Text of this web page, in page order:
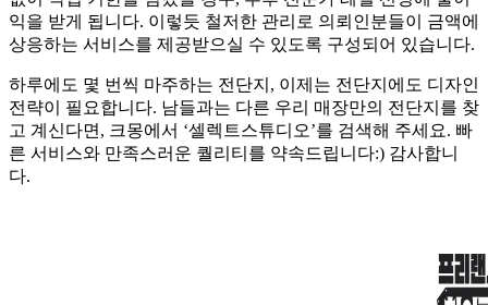
익을 받게 됩니다. 이렇듯 철저한 관리로 의뢰인분들이 금액에
상응하는 서비스를 제공받으실 수 있도록 구성되어 있습니다.
하루에도 몇 번씩 마주하는 전단지, 이제는 전단지에도 디자인
전략이 필요합니다. 남들과는 다른 우리 매장만의 전단지를 찾
고 계신다면, 크몽에서 ‘셀렉트스튜디오’를 검색해 주세요. 빠
른 서비스와 만족스러운 퀄리티를 약속드립니다:) 감사합니
다.